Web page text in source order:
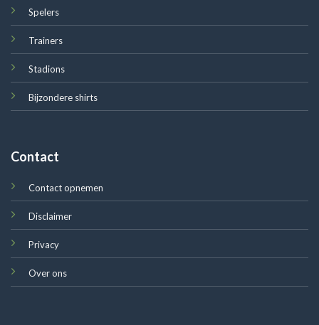
Spelers
Trainers
Stadions
Bijzondere shirts
Contact
Contact opnemen
Disclaimer
Privacy
Over ons